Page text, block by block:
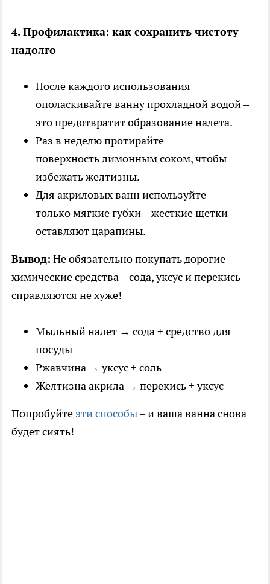
4. Профилактика: как сохранить чистоту
надолго
После каждого использования
ополаскивайте ванну прохладной водой –
это предотвратит образование налета.
Раз в неделю протирайте
поверхность лимонным соком, чтобы
избежать желтизны.
Для акриловых ванн используйте
только мягкие губки – жесткие щетки
оставляют царапины.
Вывод: Не обязательно покупать дорогие
химические средства – сода, уксус и перекись
справляются не хуже!
Мыльный налет → сода + средство для
посуды
Ржавчина → уксус + соль
Желтизна акрила → перекись + уксус
Попробуйте эти способы– и ваша ванна снова
будет сиять!